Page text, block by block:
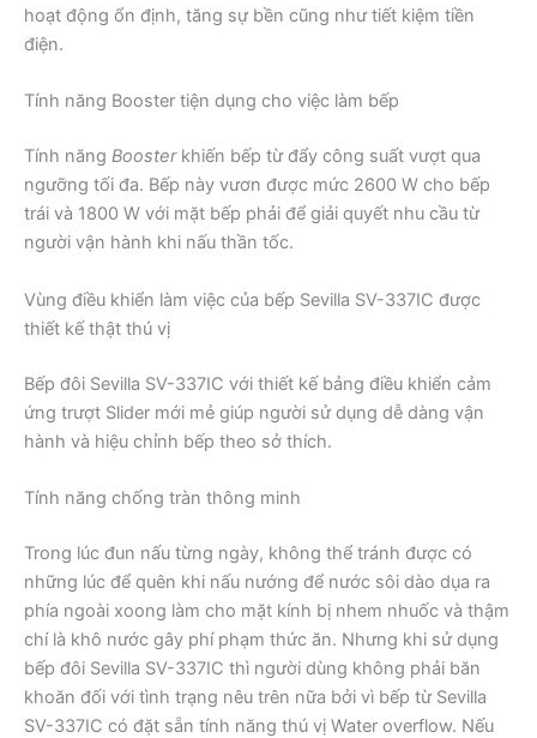
hoạt động ổn định, tăng sự bền cũng như tiết kiệm tiền
điện.
Tính năng Booster tiện dụng cho việc làm bếp
Tính năng Boosterkhiến bếp từ đẩy công suất vượt qua
ngưỡng tối đa. Bếp này vươn được mức 2600 W cho bếp
trái và 1800 W với mặt bếp phải để giải quyết nhu cầu từ
người vận hành khi nấu thần tốc.
Vùng điều khiển làm việc của bếp Sevilla SV-337IC được
thiết kế thật thú vị
Bếp đôi Sevilla SV-337IC với thiết kế bảng điều khiển cảm
ứng trượt Slider mới mẻ giúp người sử dụng dễ dàng vận
hành và hiệu chỉnh bếp theo sở thích.
Tính năng chống tràn thông minh
Trong lúc đun nấu từng ngày, không thể tránh được có
những lúc để quên khi nấu nướng để nước sôi dào dụa ra
phía ngoài xoong làm cho mặt kính bị nhem nhuốc và thậm
chí là khô nước gây phí phạm thức ăn. Nhưng khi sử dụng
bếp đôi Sevilla SV-337IC thì người dùng không phải băn
khoăn đối với tình trạng nêu trên nữa bởi vì bếp từ Sevilla
SV-337IC có đặt sẵn tính năng thú vị Water overflow. Nếu